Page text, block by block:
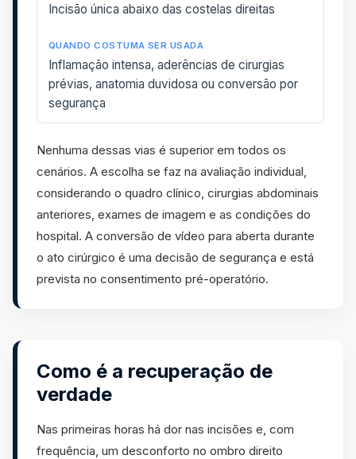
Incisão única abaixo das costelas direitas
Inflamação intensa, aderências de cirurgias
prévias, anatomia duvidosa ou conversão por
segurança
Nenhuma dessas vias é superior em todos os
cenários. A escolha se faz na avaliação individual,
considerando o quadro clínico, cirurgias abdominais
anteriores, exames de imagem e as condições do
hospital. A conversão de vídeo para aberta durante
o ato cirúrgico é uma decisão de segurança e está
prevista no consentimento pré-operatório.
Como é a recuperação de
verdade
Nas primeiras horas há dor nas incisões e, com
frequência, um desconforto no ombro direito